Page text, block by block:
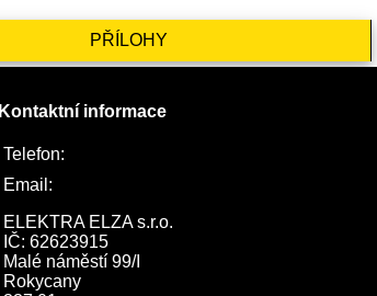
PŘÍLOHY
Kontaktní informace
Telefon:
Email:
ELEKTRA ELZA s.r.o.
IČ: 62623915
Malé náměstí 99/I
Rokycany